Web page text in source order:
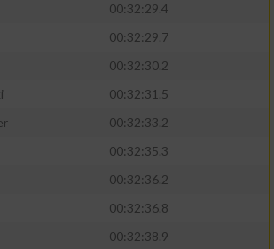
00:32:29.4
00:32:29.7
00:32:30.2
00:32:31.5
00:32:33.2
00:32:35.3
00:32:36.2
00:32:36.8
00:32:38.9
zur Personalisierung
Profilen zur Auswahl
von Inhalten